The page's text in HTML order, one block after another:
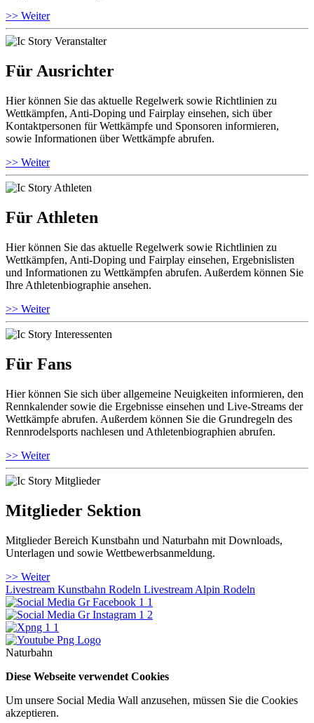
>> Weiter
Für Ausrichter
Hier können Sie das aktuelle Regelwerk sowie Richtlinien zu
Wettkämpfen, Anti-Doping und Fairplay einsehen, sich über
Kontaktpersonen für Wettkämpfe und Sponsoren informieren,
sowie Informationen über Wettkämpfe abrufen.
>> Weiter
Für Athleten
Hier können Sie das aktuelle Regelwerk sowie Richtlinien zu
Wettkämpfen, Anti-Doping und Fairplay einsehen, Ergebnislisten
und Informationen zu Wettkämpfen abrufen. Außerdem können Sie
Ihre Athletenbiographie ansehen.
>> Weiter
Für Fans
Hier können Sie sich über allgemeine Neuigkeiten informieren, den
Rennkalender sowie die Ergebnisse einsehen und Live-Streams der
Wettkämpfe abrufen. Außerdem können Sie die Grundregeln des
Rennrodelsports nachlesen und Athletenbiographien abrufen.
>> Weiter
Mitglieder Sektion
Mitglieder Bereich Kunstbahn und Naturbahn mit Downloads,
Unterlagen und sowie Wettbewerbsanmeldung.
>> Weiter
Livestream Kunstbahn Rodeln Livestream Alpin Rodeln
Naturbahn
Diese Webseite verwendet Cookies
Um unsere Social Media Wall anzusehen, müssen Sie die Cookies
akzeptieren.